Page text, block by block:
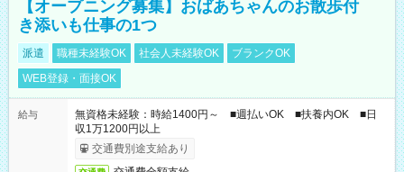
【オープニング募集】おばあちゃんのお散歩付
き添いも仕事の1つ
派遣 職種未経験OK 社会人未経験OK
ブランクOK
WEB登録・面接OK
給与
無資格未経験：時給1400円～ ■週払いOK ■扶養内OK ■日
収1万1200円以上
交通費別途支給あり